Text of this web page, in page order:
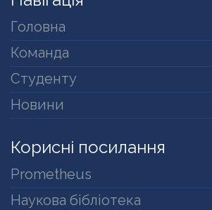
Головна
Команда
Студенту
Новини
Корисні посилання
Prometheus
Наукова бібліотека